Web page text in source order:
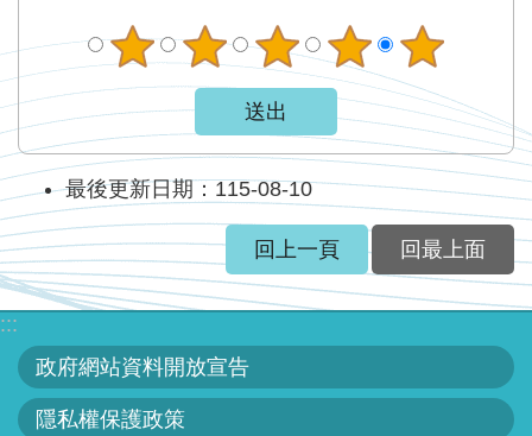
最後更新日期：115-08-10
回上一頁 回最上面
:::
政府網站資料開放宣告
隱私權保護政策